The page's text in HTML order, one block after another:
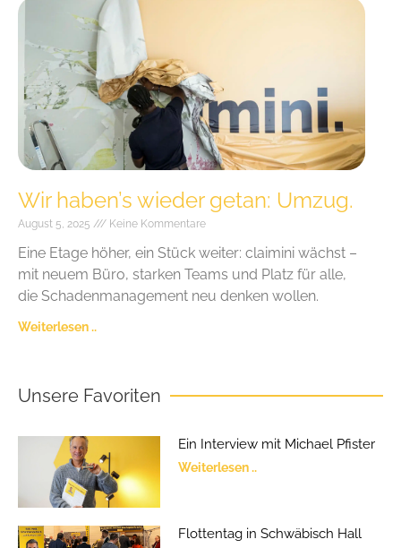
Wir haben’s wieder getan: Umzug.
August 5, 2025 Keine Kommentare
Eine Etage höher, ein Stück weiter: claimini wächst –
mit neuem Büro, starken Teams und Platz für alle,
die Schadenmanagement neu denken wollen.
Weiterlesen ..
Unsere Favoriten
Ein Interview mit Michael Pfister
Weiterlesen ..
Flottentag in Schwäbisch Hall